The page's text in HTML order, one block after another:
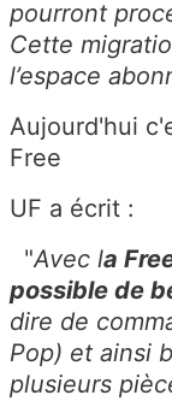
pourront
Cette
l’espace
Aujourd'hui
Free
UF a écrit :
"Avec la
possible de
dire de
Pop) et ainsi
plusieurs